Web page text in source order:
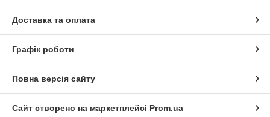
Доставка та оплата
Графік роботи
Повна версія сайту
Сайт створено на маркетплейсі Prom.ua